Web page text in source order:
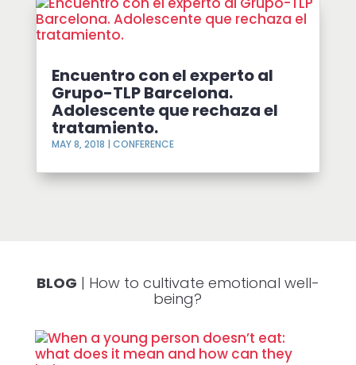
Encuentro con el experto al
Grupo-TLP Barcelona.
Adolescente que rechaza el
tratamiento.
MAY 8, 2018 | CONFERENCE
BLOG | How to cultivate emotional well-
being?